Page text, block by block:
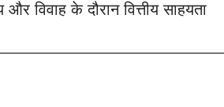
विवाह के दौरान वित्तीय साहयता